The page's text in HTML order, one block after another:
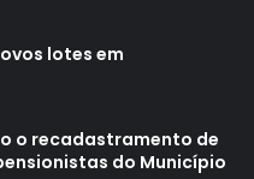
lotes em
o recadastramento de
do Município